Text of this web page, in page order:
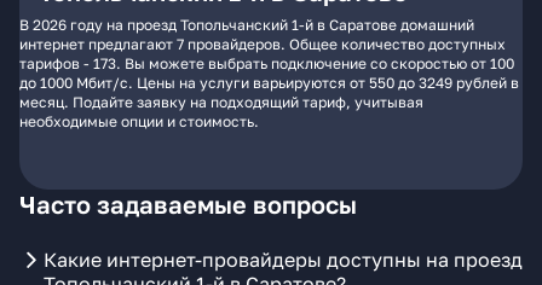
В 2026 году на проезд Топольчанский 1-й в Саратове домашний
интернет предлагают 7 провайдеров. Общее количество доступных
тарифов - 173. Вы можете выбрать подключение со скоростью от 100
до 1000 Мбит/с. Цены на услуги варьируются от 550 до 3249 рублей в
месяц. Подайте заявку на подходящий тариф, учитывая
необходимые опции и стоимость.
Часто задаваемые вопросы
Какие интернет-провайдеры доступны на проезд